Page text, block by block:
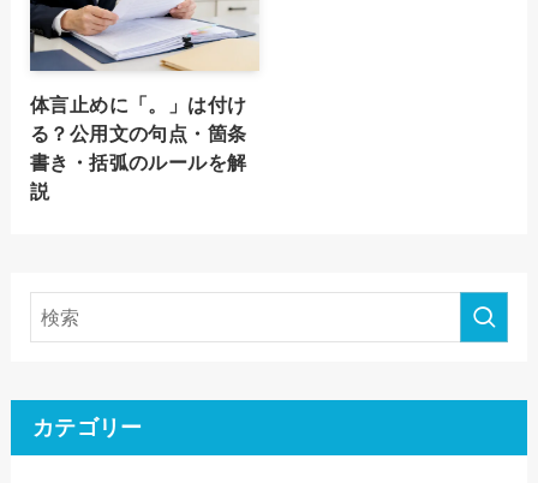
体言止めに「。」は付け
る？公用文の句点・箇条
書き・括弧のルールを解
説
カテゴリー